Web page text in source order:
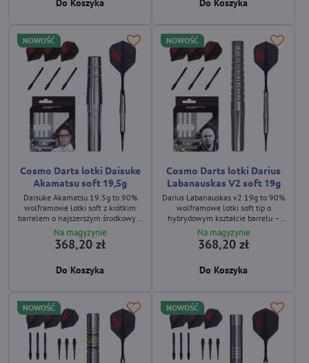
Do Koszyka Do Koszyka
NOWOŚĆ
Cosmo Darts lotki Daisuke
Akamatsu soft 19,5g
Daisuke Akamatsu 19.5g to 90%
wolframowe lotki soft z krótkim
barrelem o najszerszym środkowym
profilu i zwężonej przedniej oraz
tylnej części. Przód wykorzystuje
podłużne nacięcia, tył drobny
znajdują się Fit Flight Shape, Fit
Na magyzynie
368,20 zł
Do Koszyka
NOWOŚĆ
Cosmo Darts lotki Darius
Labanauskas V2 soft 19g
Darius Labanauskas v2 19g to 90%
wolframowe lotki soft tip o
hybrydowym kształcie barrelu –
zwężonej, gładkiej przedniej części
oraz prostej tylnej części z
delikatnym ringed gripem. W
Shape, Fit Shaft GEAR Slim
Na magyzynie
368,20 zł
Do Koszyka
NOWOŚĆ NOWOŚĆ